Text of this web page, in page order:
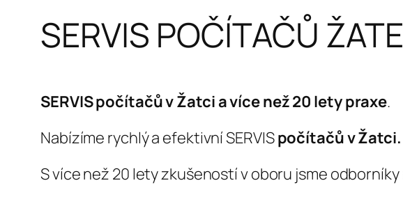
SERVIS POČÍTAČŮ
SERVIS počítačů v Žatci a více než 20 lety praxe.
Nabízíme rychlý a efektivní SERVISpočítačů v
S více než 20 lety zkušeností v oboru jsme